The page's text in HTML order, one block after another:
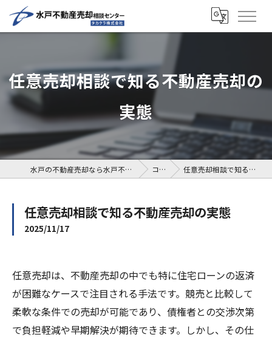
任意売却相談で知る不動産売却の
実態
水戸の不動産売却なら水戸不動産売却相談センター コラム 任意売却相談で知る不動産売却の実態
任意売却相談で知る不動産売却の実態
2025/11/17
任意売却は、不動産売却の中でも特に住宅ローンの返済
が困難なケースで注目される手法です。競売と比較して
柔軟な条件での売却が可能であり、債権者との交渉次第
で負担軽減や早期解決が期待できます。しかし、その仕